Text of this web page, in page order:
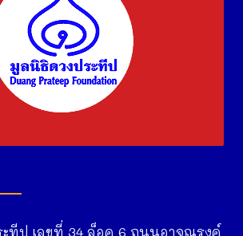
ทีป เลขที่ 34 ล็อค 6 ถนนอาจณรงค์